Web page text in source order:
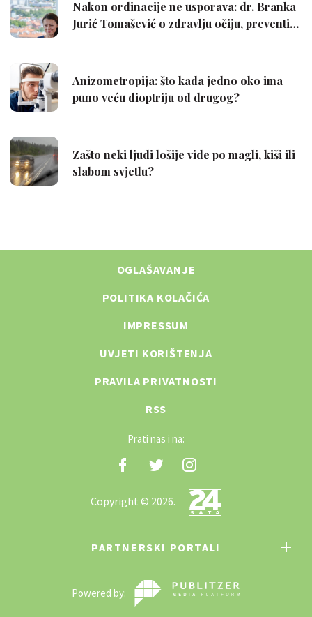
OGLAŠAVANJE
POLITIKA KOLAČIĆA
IMPRESSUM
UVJETI KORIŠTENJA
PRAVILA PRIVATNOSTI
RSS
Prati nas i na:
Copyright © 2026.
PARTNERSKI PORTALI
Powered by: